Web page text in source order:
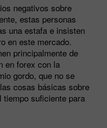
negativos sobre
estas personas
una estafa e insisten
en este mercado.
principalmente de
en forex con la
gordo, que no se
cosas básicas sobre
tiempo suficiente para